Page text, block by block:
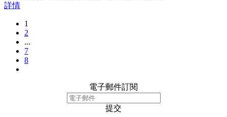
詳情
1
2
...
7
8
電子郵件訂閱
提交